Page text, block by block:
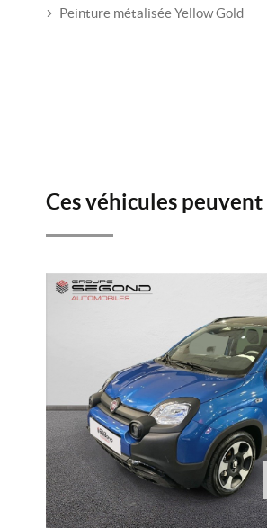
Peinture métalisée Yellow Gold
Ces véhicules